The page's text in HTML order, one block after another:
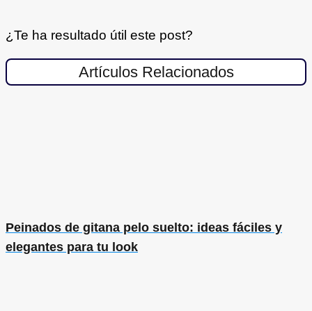
¿Te ha resultado útil este post?
Artículos Relacionados
Peinados de gitana pelo suelto: ideas fáciles y
elegantes para tu look